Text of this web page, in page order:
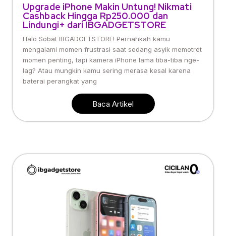
Upgrade iPhone Makin Untung! Nikmati
Cashback Hingga Rp250.000 dan
Lindungi+ dari IBGADGETSTORE
Halo Sobat IBGADGETSTORE! Pernahkah kamu
mengalami momen frustrasi saat sedang asyik memotret
momen penting, tapi kamera iPhone lama tiba-tiba nge-
lag? Atau mungkin kamu sering merasa kesal karena
baterai perangkat yang
Baca Artikel